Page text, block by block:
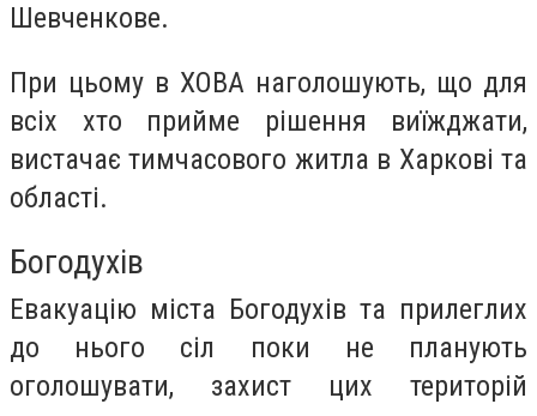
Шевченкове.
При цьому в ХОВА наголошують, що для
всіх хто прийме рішення виїжджати,
вистачає тимчасового житла в Харкові та
області.
Богодухів
Евакуацію міста Богодухів та прилеглих
до нього сіл поки не планують
оголошувати, захист цих територій